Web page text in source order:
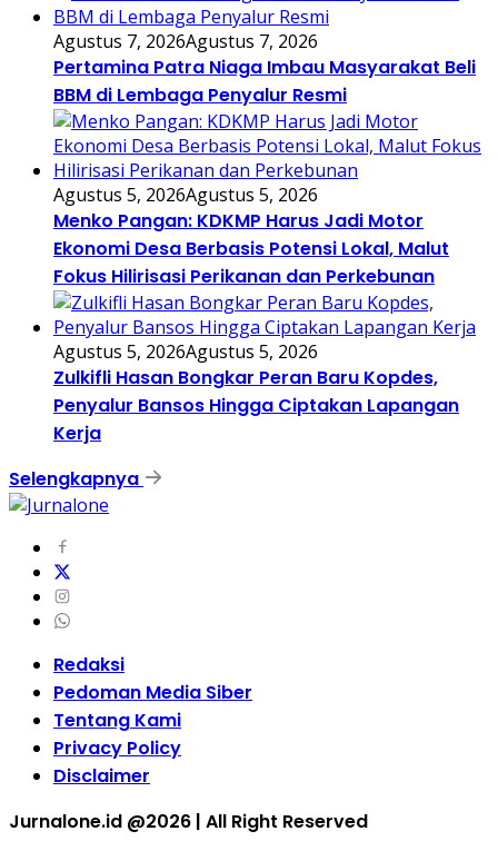
Agustus 7, 2026Agustus 7, 2026
Pertamina Patra Niaga Imbau Masyarakat Beli
BBM di Lembaga Penyalur Resmi
Agustus 5, 2026Agustus 5, 2026
Menko Pangan: KDKMP Harus Jadi Motor
Ekonomi Desa Berbasis Potensi Lokal, Malut
Fokus Hilirisasi Perikanan dan Perkebunan
Agustus 5, 2026Agustus 5, 2026
Zulkifli Hasan Bongkar Peran Baru Kopdes,
Penyalur Bansos Hingga Ciptakan Lapangan
Kerja
Selengkapnya
Redaksi
Pedoman Media Siber
Tentang Kami
Privacy Policy
Disclaimer
Jurnalone.id @2026 | All Right Reserved